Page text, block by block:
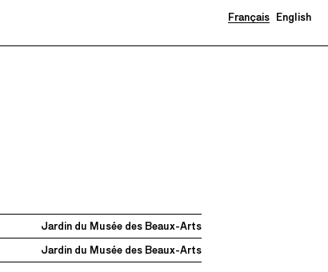
Français English
Jardin du Musée des Beaux-Arts
Jardin du Musée des Beaux-Arts